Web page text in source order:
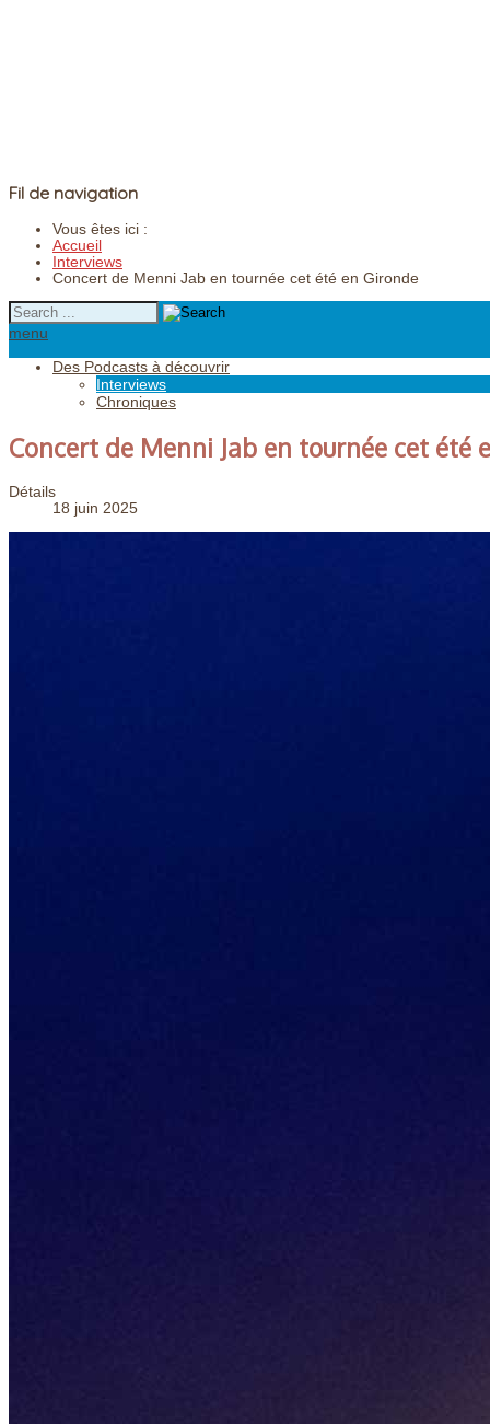
Fil de navigation
Vous êtes ici :
Accueil
Interviews
Concert de Menni Jab en tournée cet été en Gironde
menu
Des Podcasts à découvrir
Interviews
Chroniques
Concert de Menni Jab en tournée cet été
Détails
18 juin 2025